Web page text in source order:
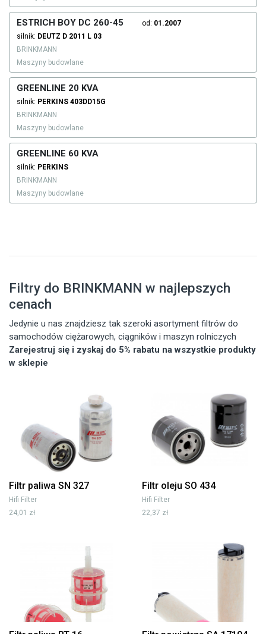
ESTRICH BOY DC 260-45 od: 01.2007
silnik: DEUTZ D 2011 L 03
BRINKMANN
Maszyny budowlane
GREENLINE 20 KVA
silnik: PERKINS 403DD15G
BRINKMANN
Maszyny budowlane
GREENLINE 60 KVA
silnik: PERKINS
BRINKMANN
Maszyny budowlane
Filtry do BRINKMANN w najlepszych
cenach
Jedynie u nas znajdziesz tak szeroki asortyment filtrów do
samochodów ciężarowych, ciągników i maszyn rolniczych
Zarejestruj się i zyskaj do 5% rabatu na wszystkie produkty
w sklepie
Filtr paliwa SN 327
Hifi Filter
24,01 zł
Filtr oleju SO 434
Hifi Filter
22,37 zł